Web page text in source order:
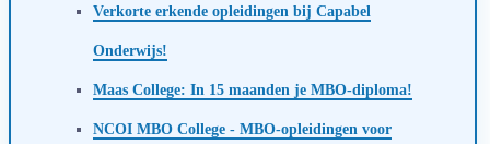
Verkorte erkende opleidingen bij Capabel
Onderwijs!
Maas College: In 15 maanden je MBO-diploma!
NCOI MBO College - MBO-opleidingen voor